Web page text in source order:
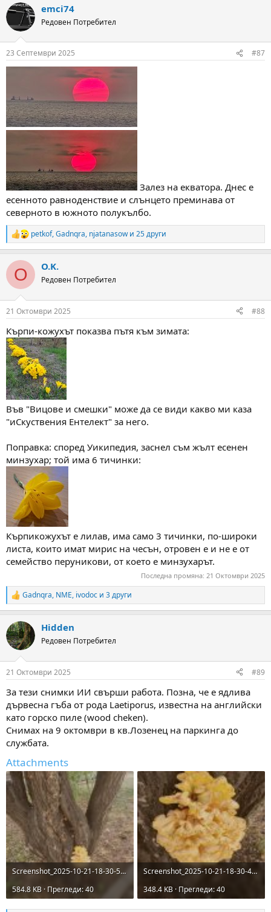
c
i
s
:
emci74
Редовен Потребител
23 Септември 2025 #87
Залез на екватора. Днес е
есенното равноденствие и слънцето преминава от
северното в южното полукълбо.
R
e
c
i
s
petkof,Gadnqra, njatanasowи 25 други
O O.K.
Редовен Потребител
21 Октомври 2025 #88
Кърпи-кожухът показва пътя към зимата:
Във "Вицове и смешки" може да се види какво ми каза
"иСкуствения Ентелект" за него.
Поправка: според Уикипедия, заснел съм жълт есенен
минзухар; той има 6 тичинки:
Кърпикожухът е лилав, има само 3 тичинки, по-широки
листа, които имат мирис на чесън, отровен е и не е от
семейство перуникови, от което е минзухарът.
Последна промяна: 21 Октомври 2025
R
e
c
t
i
s
Gadnqra, NME, ivodoc и 3 други
Hidden
Редовен Потребител
21 Октомври 2025 #89
За тези снимки ИИ свърши работа. Позна, че е ядлива
дървесна гъба от рода Laetiporus, известна на английски
като горско пиле (wood cheken).
Снимах на 9 октомври в кв.Лозенец на паркинга до
службата.
Attachments
Screenshot_2025-10-21-18-30-54-562_com.google.android.apps.photosgo-edit.jpg
584.8 KB · Прегледи: 40
Screenshot_2025-10-21-18-30-46-156_com.google.android.apps.photosgo~2.jpg
348.4 KB · Прегледи: 40